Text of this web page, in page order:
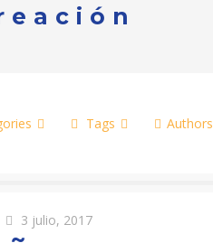
Tags Authors
3 julio, 2017